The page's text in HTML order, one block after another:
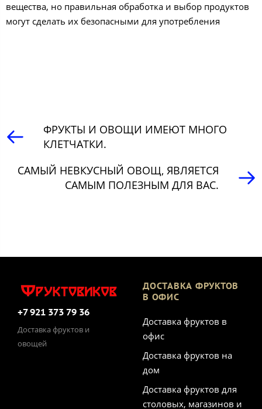
вещества, но правильная обработка и выбор продуктов
могут сделать их безопасными для употребления
ФРУКТЫ И ОВОЩИ ИМЕЮТ МНОГО
КЛЕТЧАТКИ.
САМЫЙ НЕВКУСНЫЙ ОВОЩ, ЯВЛЯЕТСЯ
САМЫМ ПОЛЕЗНЫМ ДЛЯ ВАС.
+7 921 373 79 36
Доставка фруктов и
овощей
ДОСТАВКА ФРУКТОВ
В ОФИС
Доставка фруктов в
офис
Доставка фруктов на
дом
Доставка фруктов для
столовых, магазинов и